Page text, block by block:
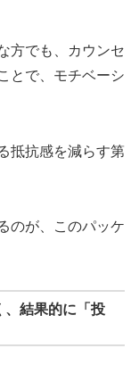
方でも、カウンセ
とで、モチベーシ
抵抗感を減らす第
のが、このパッケ
、結果的に「投